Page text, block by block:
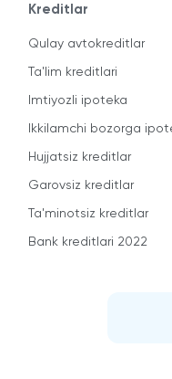
Kreditlar
Qulay avtokreditlar
Ta'lim kreditlari
Imtiyozli ipoteka
Ikkilamchi bozorga
Hujjatsiz kreditlar
Garovsiz kreditlar
Ta'minotsiz kreditlar
Bank kreditlari 2022